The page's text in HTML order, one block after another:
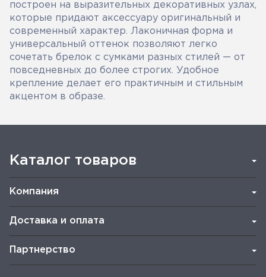
построен на выразительных декоративных узлах,
которые придают аксессуару оригинальный и
современный характер. Лаконичная форма и
универсальный оттенок позволяют легко
сочетать брелок с сумками разных стилей — от
повседневных до более строгих. Удобное
крепление делает его практичным и стильным
акцентом в образе.
Каталог товаров
Компания
Доставка и оплата
Партнерство